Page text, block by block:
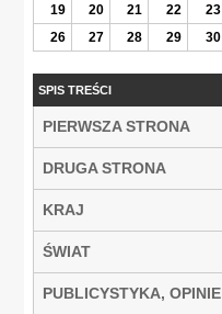
19
20 21 22 23
26
27 28 29 30
SPIS TREŚCI
PIERWSZA STRONA
DRUGA STRONA
KRAJ
ŚWIAT
PUBLICYSTYKA, OPINIE